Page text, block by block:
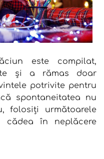
este compilat,
și a rămas doar
potrivite pentru
spontaneitatea nu
folosiți următoarele
în neplăcere